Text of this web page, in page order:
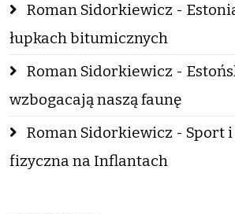
Roman Sidorkiewicz -
łupkach bitumicznych
Roman Sidorkiewicz -
wzbogacają naszą faunę
Roman Sidorkiewicz - Sport
fizyczna na Inflantach